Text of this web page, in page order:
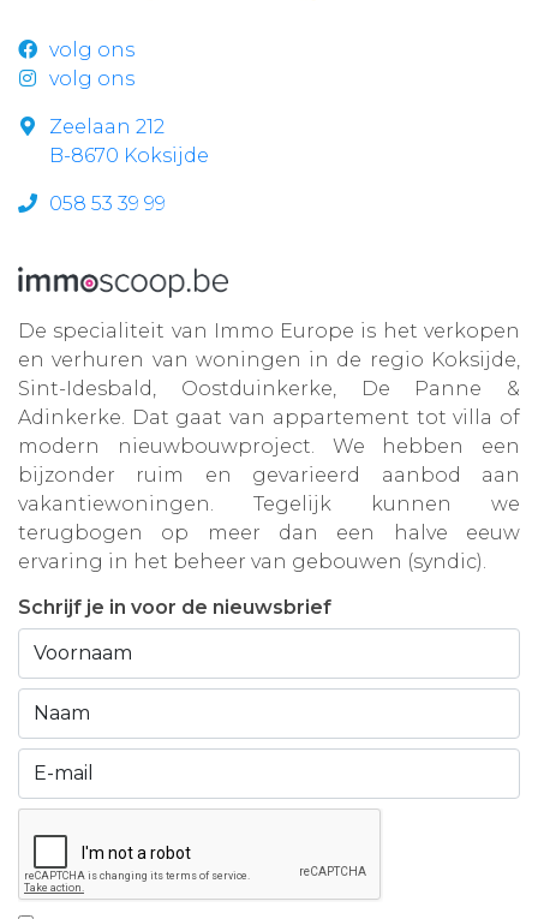
volg ons
volg ons
Zeelaan 212
B-8670 Koksijde
058 53 39 99
De specialiteit van Immo Europe is het verkopen
en verhuren van woningen in de regio Koksijde,
Sint-Idesbald, Oostduinkerke, De Panne &
Adinkerke. Dat gaat van appartement tot villa of
modern nieuwbouwproject. We hebben een
bijzonder ruim en gevarieerd aanbod aan
vakantiewoningen. Tegelijk kunnen we
terugbogen op meer dan een halve eeuw
ervaring in het beheer van gebouwen (syndic).
Schrijf je in voor de nieuwsbrief